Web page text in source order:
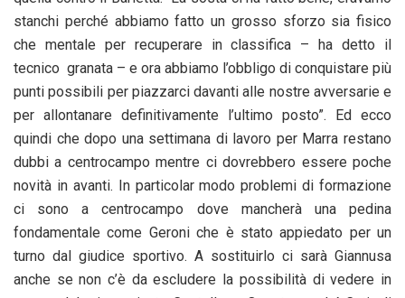
stanchi perché abbiamo fatto un grosso sforzo sia fisico
che mentale per recuperare in classifica – ha detto il
tecnico granata – e ora abbiamo l’obbligo di conquistare più
punti possibili per piazzarci davanti alle nostre avversarie e
per allontanare definitivamente l’ultimo posto”. Ed ecco
quindi che dopo una settimana di lavoro per Marra restano
dubbi a centrocampo mentre ci dovrebbero essere poche
novità in avanti. In particolar modo problemi di formazione
ci sono a centrocampo dove mancherà una pedina
fondamentale come Geroni che è stato appiedato per un
turno dal giudice sportivo. A sostituirlo ci sarà Giannusa
anche se non c’è da escludere la possibilità di vedere in